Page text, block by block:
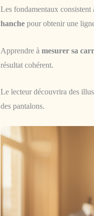
Les fondamentaux consistent
hanche pour obtenir une
Apprendre à mesurer sa
résultat cohérent.
Le lecteur découvrira des
des pantalons.